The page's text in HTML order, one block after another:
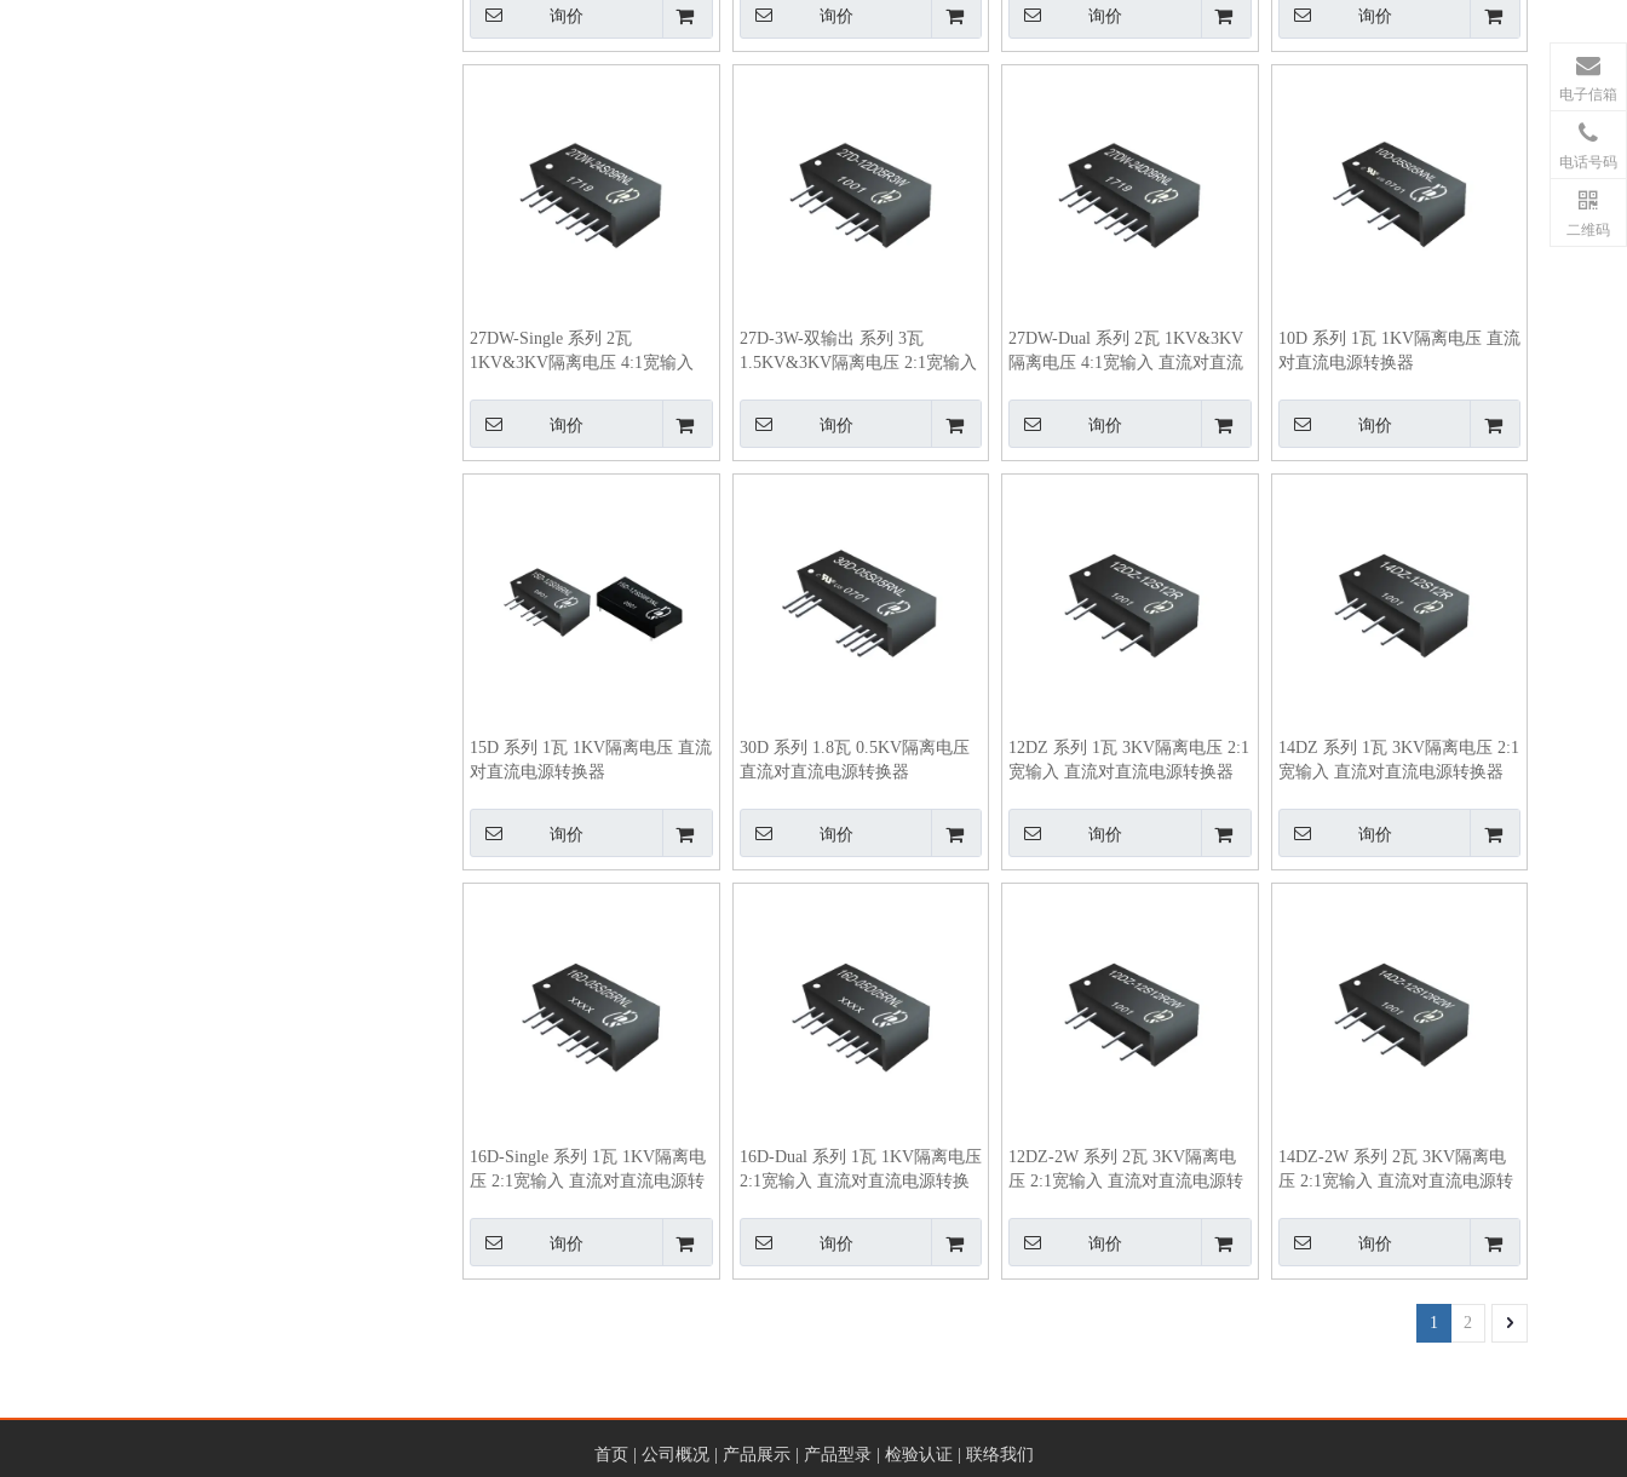
询价 询价 询价 询价
27DW-Single 系列 2瓦
1KV&3KV隔离电压 4:1宽输入
询价
27D-3W-双输出 系列 3瓦
1.5KV&3KV隔离电压 2:1宽输入
询价
27DW-Dual 系列 2瓦 1KV&3KV
隔离电压 4:1宽输入 直流对直流
询价
10D 系列 1瓦 1KV隔离电压 直流
对直流电源转换器
询价
15D 系列 1瓦 1KV隔离电压 直流
对直流电源转换器
询价
30D 系列 1.8瓦 0.5KV隔离电压
直流对直流电源转换器
询价
12DZ 系列 1瓦 3KV隔离电压 2:1
宽输入 直流对直流电源转换器
询价
14DZ 系列 1瓦 3KV隔离电压 2:1
宽输入 直流对直流电源转换器
询价
16D-Single 系列 1瓦 1KV隔离电
压 2:1宽输入 直流对直流电源转
询价
16D-Dual 系列 1瓦 1KV隔离电压
2:1宽输入 直流对直流电源转换
询价
12DZ-2W 系列 2瓦 3KV隔离电
压 2:1宽输入 直流对直流电源转
询价
14DZ-2W 系列 2瓦 3KV隔离电
压 2:1宽输入 直流对直流电源转
询价
1 2
首页 公司概况 产品展示 产品型录 检验认证 联络我们
电子信箱
电话号码
二维码